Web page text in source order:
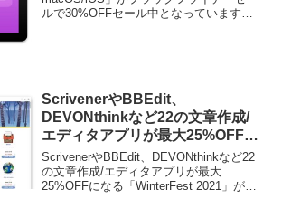
ルで30%OFFセール中となっています。
ScrivenerやBBEdit、
DEVONthinkなど22の文章作成/
エディタアプリが最大25%OFFに
なる「WinterFest 2021」が開催
中。
ScrivenerやBBEdit、DEVONthinkなど22
の文章作成/エディタアプリが最大
25%OFFになる「WinterFest 2021」が開